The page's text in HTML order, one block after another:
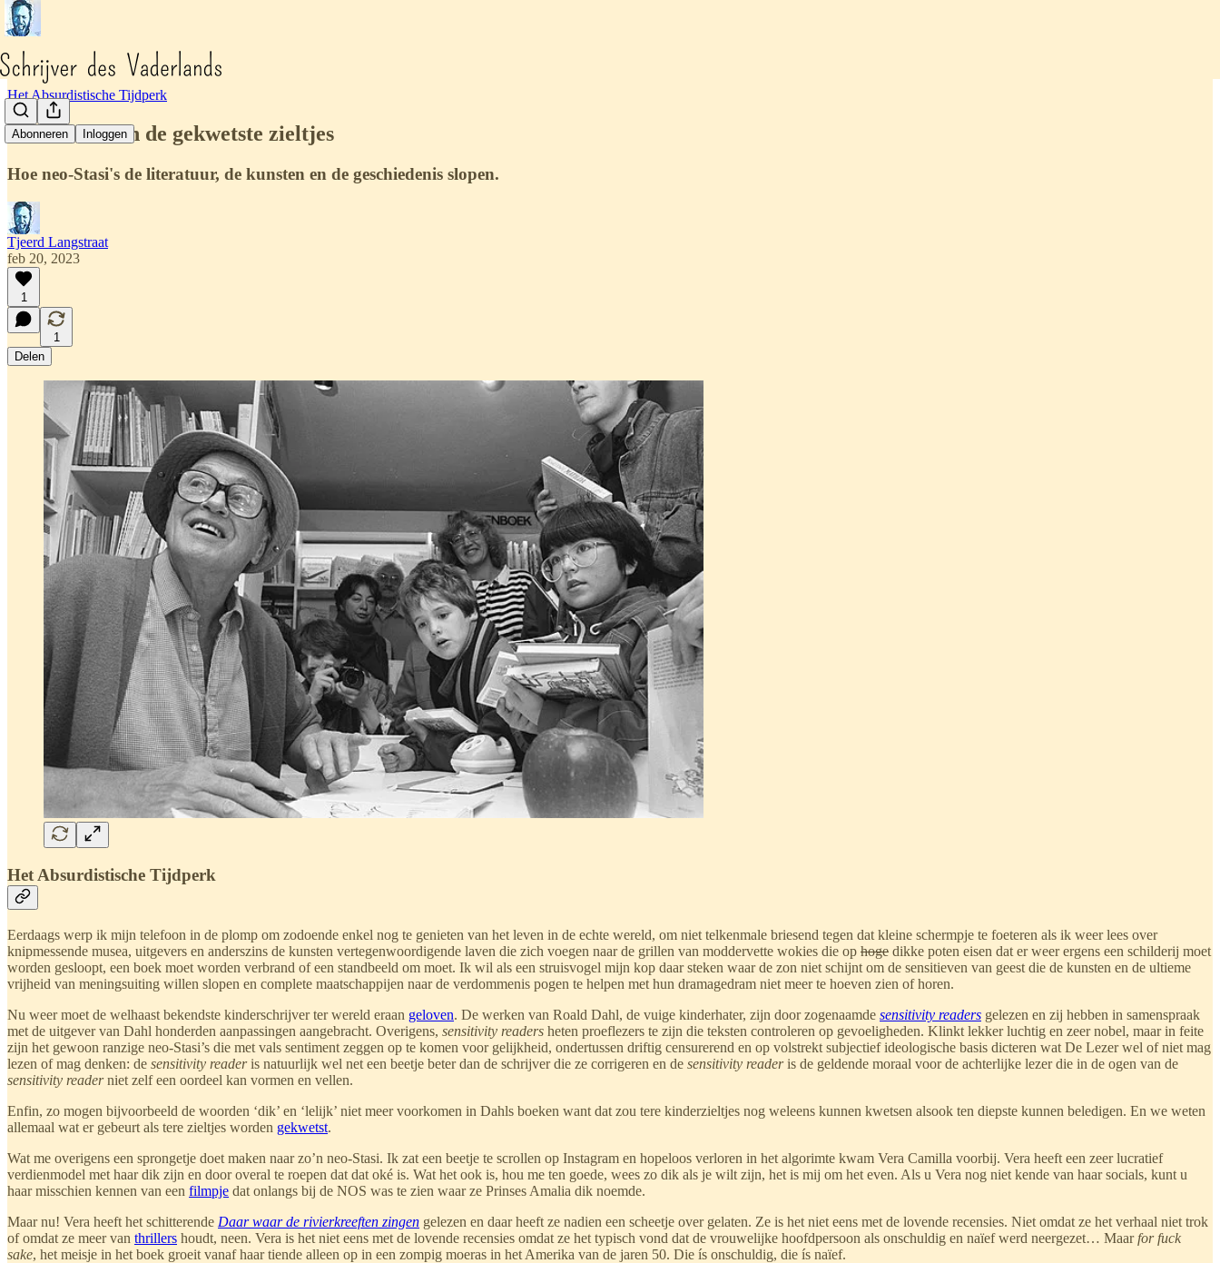
Abonneren Inloggen
Het Absurdistische Tijdperk
Roald Dahl en de gekwetste zieltjes
Hoe neo-Stasi's de literatuur, de kunsten en de geschiedenis slopen.
Tjeerd Langstraat
feb 20, 2023
1
1
Delen
Het Absurdistische Tijdperk
Eerdaags werp ik mijn telefoon in de plomp om zodoende enkel nog te genieten van het leven in de echte wereld, om niet telkenmale briesend tegen dat kleine schermpje te foeteren als ik weer lees over
knipmessende musea, uitgevers en anderszins de kunsten vertegenwoordigende laven die zich voegen naar de grillen van moddervette wokies die op hoge dikke poten eisen dat er weer ergens een schilderij moet
worden gesloopt, een boek moet worden verbrand of een standbeeld om moet. Ik wil als een struisvogel mijn kop daar steken waar de zon niet schijnt om de sensitieven van geest die de kunsten en de ultieme
vrijheid van meningsuiting willen slopen en complete maatschappijen naar de verdommenis pogen te helpen met hun dramagedram niet meer te hoeven zien of horen.
Nu weer moet de welhaast bekendste kinderschrijver ter wereld eraan geloven. De werken van Roald Dahl, de vuige kinderhater, zijn door zogenaamde sensitivity readers gelezen en zij hebben in samenspraak
met de uitgever van Dahl honderden aanpassingen aangebracht. Overigens, sensitivity readers heten proeflezers te zijn die teksten controleren op gevoeligheden. Klinkt lekker luchtig en zeer nobel, maar in feite
zijn het gewoon ranzige neo-Stasi’s die met vals sentiment zeggen op te komen voor gelijkheid, ondertussen driftig censurerend en op volstrekt subjectief ideologische basis dicteren wat De Lezer wel of niet mag
lezen of mag denken: de sensitivity readeris natuurlijk wel net een beetje beter dan de schrijver die ze corrigeren en de sensitivity readeris de geldende moraal voor de achterlijke lezer die in de ogen van de
sensitivity readerniet zelf een oordeel kan vormen en vellen.
Enfin, zo mogen bijvoorbeeld de woorden ‘dik’ en ‘lelijk’ niet meer voorkomen in Dahls boeken want dat zou tere kinderzieltjes nog weleens kunnen kwetsen alsook ten diepste kunnen beledigen. En we weten
allemaal wat er gebeurt als tere zieltjes worden gekwetst.
Wat me overigens een sprongetje doet maken naar zo’n neo-Stasi. Ik zat een beetje te scrollen op Instagram en hopeloos verloren in het algorimte kwam Vera Camilla voorbij. Vera heeft een zeer lucratief
verdienmodel met haar dik zijn en door overal te roepen dat dat oké is. Wat het ook is, hou me ten goede, wees zo dik als je wilt zijn, het is mij om het even. Als u Vera nog niet kende van haar socials, kunt u
haar misschien kennen van een filmpje dat onlangs bij de NOS was te zien waar ze Prinses Amalia dik noemde.
Maar nu! Vera heeft het schitterende Daar waar de rivierkreeften zingen gelezen en daar heeft ze nadien een scheetje over gelaten. Ze is het niet eens met de lovende recensies. Niet omdat ze het verhaal niet trok
of omdat ze meer van thrillers houdt, neen. Vera is het niet eens met de lovende recensies omdat ze het typisch vond dat de vrouwelijke hoofdpersoon als onschuldig en naïef werd neergezet… Maar for fuck
sake, het meisje in het boek groeit vanaf haar tiende alleen op in een zompig moeras in het Amerika van de jaren 50. Die ís onschuldig, die ís naïef.